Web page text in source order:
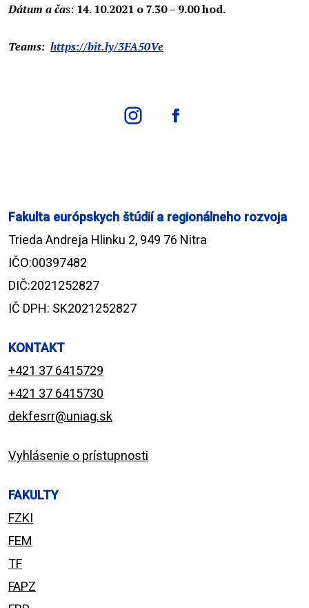
Dátum a čas: 14. 10.2021 o 7.30 – 9.00 hod.
Teams: https://bit.ly/3FA50Ve
Fakulta európskych štúdií a regionálneho rozvoja
Trieda Andreja Hlinku 2, 949 76 Nitra
IČO:00397482
DIČ:2021252827
IČ DPH: SK2021252827
KONTAKT
+421 37 6415729
+421 37 6415730
dekfesrr@uniag.sk
Vyhlásenie o prístupnosti
FAKULTY
FZKI
FEM
TF
FAPZ